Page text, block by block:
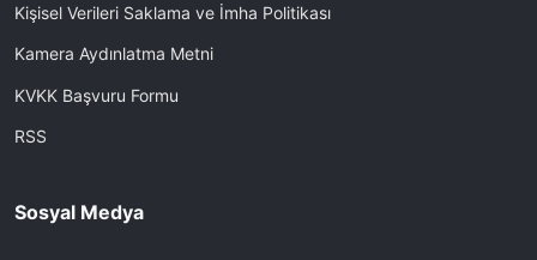
Kişisel Verileri Saklama ve İmha Politikası
Kamera Aydınlatma Metni
KVKK Başvuru Formu
RSS
Sosyal Medya